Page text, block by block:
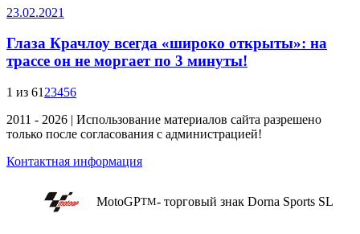
23.02.2021
Глаза Крачлоу всегда «широко открыты»: на
трассе он не моргает по 3 минуты!
1 из 61 23456
2011 - 2026 | Использование материалов сайта разрешено
только после согласования с администрацией!
Контактная информация
MotoGPTM- торговый знак Dorna Sports SL